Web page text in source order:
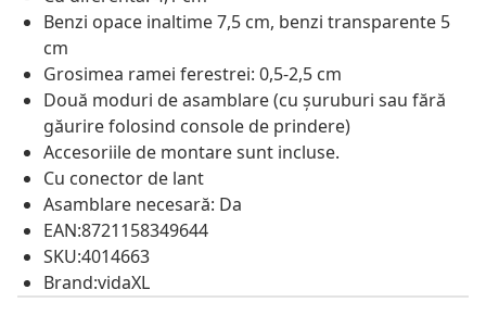
Benzi opace inaltime 7,5 cm, benzi transparente 5
cm
Grosimea ramei ferestrei: 0,5-2,5 cm
Două moduri de asamblare (cu șuruburi sau fără
găurire folosind console de prindere)
Accesoriile de montare sunt incluse.
Cu conector de lant
Asamblare necesară: Da
EAN:8721158349644
SKU:4014663
Brand:vidaXL